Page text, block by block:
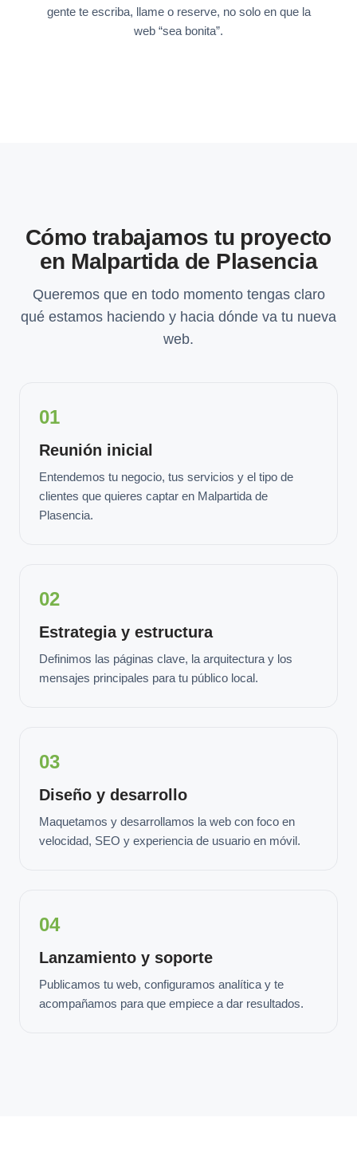
gente te escriba, llame o reserve, no solo en que la
web “sea bonita”.
Cómo trabajamos tu proyecto
en Malpartida de Plasencia
Queremos que en todo momento tengas claro
qué estamos haciendo y hacia dónde va tu nueva
web.
01
Reunión inicial
Entendemos tu negocio, tus servicios y el tipo de
clientes que quieres captar en Malpartida de
Plasencia.
02
Estrategia y estructura
Definimos las páginas clave, la arquitectura y los
mensajes principales para tu público local.
03
Diseño y desarrollo
Maquetamos y desarrollamos la web con foco en
velocidad, SEO y experiencia de usuario en móvil.
04
Lanzamiento y soporte
Publicamos tu web, configuramos analítica y te
acompañamos para que empiece a dar resultados.